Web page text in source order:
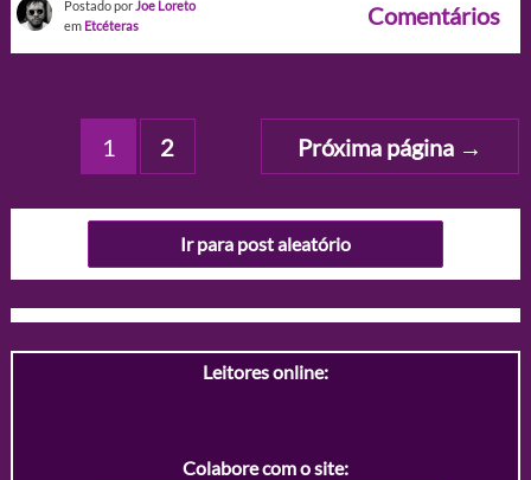
Postado por Joe Loreto
em Etcéteras Comentários
Paginação
1 2 Próxima página →
Ir para post aleatório
Leitores online:
Colabore com o site: